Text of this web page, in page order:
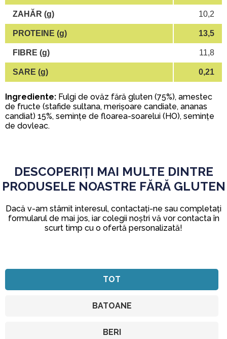
ZAHĂR (g) 10,2
PROTEINE (g) 13,5
FIBRE (g) 11,8
SARE (g) 0,21
Ingrediente: Fulgi de ovăz fără gluten (75%), amestec
de fructe (stafide sultana, merișoare candiate, ananas
candiat) 15%, semințe de floarea-soarelui (HO), semințe
de dovleac.
DESCOPERIȚI MAI MULTE DINTRE
PRODUSELE NOASTRE FĂRĂ GLUTEN
Dacă v-am stârnit interesul, contactați-ne sau completați
formularul de mai jos, iar colegii noștri vă vor contacta în
scurt timp cu o ofertă personalizată!
TOT
BATOANE
BERI